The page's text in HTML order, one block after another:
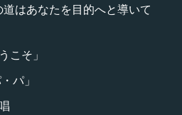
はあなたを目的へと導いて
こそ」
パ」